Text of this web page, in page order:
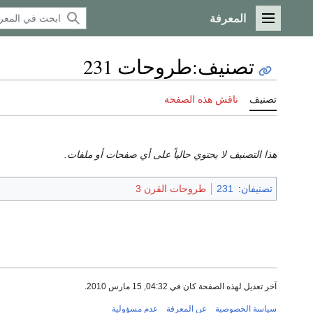
القائمة الرئيسية
المعرفة
تصنيف:طروحات 231
تصنيف ناقش هذه الصفحة
هذا التصنيف لا يحتوي حالياً على أي صفحات أو ملفات.
تصنيفان:
231 طروحات القرن 3
آخر تعديل لهذه الصفحة كان في 04:32, 15 مارس 2010.
سياسة الخصوصية عن المعرفة عدم مسؤولية